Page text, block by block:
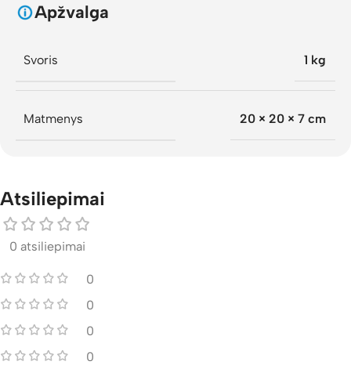
Apžvalga
Svoris 1 kg
Matmenys 20 × 20 × 7 cm
Atsiliepimai
0 atsiliepimai
0
0
0
0